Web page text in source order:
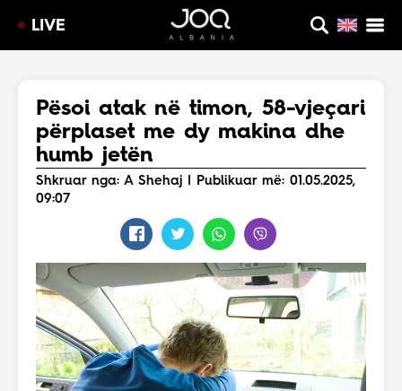
LIVE
Pësoi atak në timon, 58-vjeçari
përplaset me dy makina dhe
humb jetën
Shkruar nga: A Shehaj | Publikuar më: 01.05.2025,
09:07